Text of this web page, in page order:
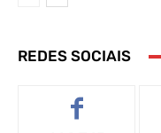
REDES SOCIAIS